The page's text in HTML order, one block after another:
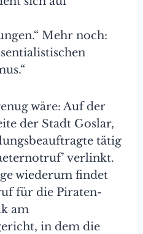
Mehr noch:
wäre: Auf der
der Stadt Goslar,
tätig
verlinkt.
wiederum findet
für die Piraten-
am
in dem die